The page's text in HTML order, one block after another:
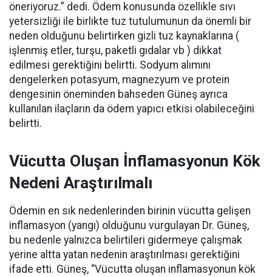
öneriyoruz.” dedi. Ödem konusunda özellikle sıvı
yetersizliği ile birlikte tuz tutulumunun da önemli bir
neden olduğunu belirtirken gizli tuz kaynaklarına (
işlenmiş etler, turşu, paketli gıdalar vb ) dikkat
edilmesi gerektiğini belirtti. Sodyum alımını
dengelerken potasyum, magnezyum ve protein
dengesinin öneminden bahseden Güneş ayrıca
kullanılan ilaçların da ödem yapıcı etkisi olabileceğini
belirtti.
Vücutta Oluşan İnflamasyonun Kök
Nedeni Araştırılmalı
Ödemin en sık nedenlerinden birinin vücutta gelişen
inflamasyon (yangı) olduğunu vurgulayan Dr. Güneş,
bu nedenle yalnızca belirtileri gidermeye çalışmak
yerine altta yatan nedenin araştırılması gerektiğini
ifade etti. Güneş, “Vücutta oluşan inflamasyonun kök